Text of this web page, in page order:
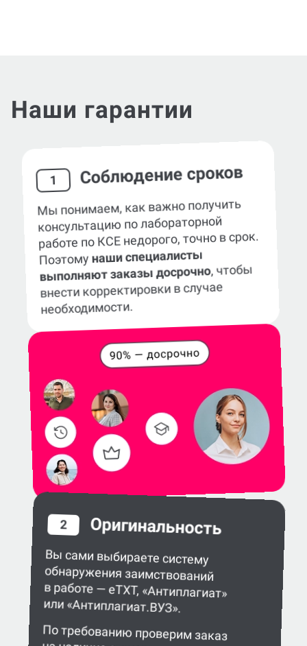
Наши гарантии
1 Соблюдение сроков
Мы понимаем, как важно получить
консультацию по лабораторной
работе по КСЕ недорого, точно в срок.
Поэтомунаши специалисты
выполняют заказы досрочно, чтобы
внести корректировки в случае
необходимости.
2 Оригинальность
Вы сами выбираете систему
обнаружения заимствований
в работе — eTXT, «Антиплагиат»
или «Антиплагиат.ВУЗ».
По требованию проверим заказ
на наличие сгенерированного текста